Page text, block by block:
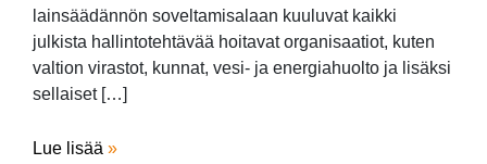
lainsäädännön soveltamisalaan kuuluvat kaikki
julkista hallintotehtävää hoitavat organisaatiot, kuten
valtion virastot, kunnat, vesi- ja energiahuolto ja lisäksi
sellaiset […]
Lue lisää »